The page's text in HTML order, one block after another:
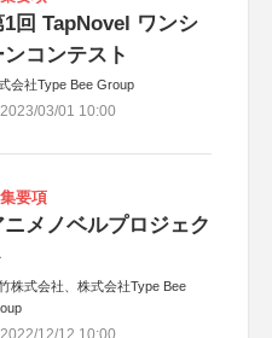
1回 TapNovel ワンシ
ンコンテスト
会社Type Bee Group
03/01 10:00
要項
ニメノベルプロジェク
株式会社、株式会社Type Bee
12/12 10:00